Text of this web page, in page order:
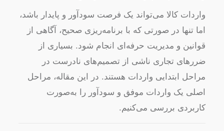
واردات کالا می‌تواند یک فرصت سودآور و پایدار باشد،
اما تنها در صورتی که با برنامه‌ریزی صحیح، آگاهی از
قوانین و مدیریت حرفه‌ای انجام شود. بسیاری از
ضررهای تجاری ناشی از تصمیم‌های نادرست در
مراحل ابتدایی واردات هستند. در این مقاله، مراحل
اصلی یک واردات موفق و سودآور را به‌صورت
کاربردی بررسی می‌کنیم.